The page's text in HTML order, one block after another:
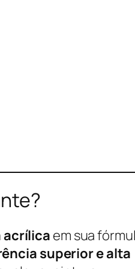
acrílica em sua
superior e alta